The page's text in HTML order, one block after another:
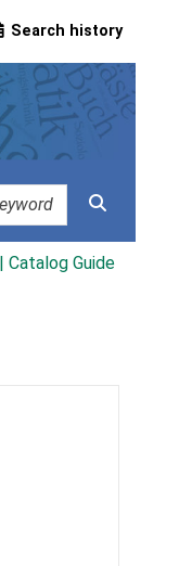
Search history
Catalog Guide